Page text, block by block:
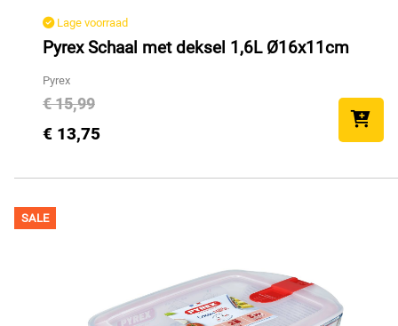
Lage voorraad
Pyrex Schaal met deksel 1,6L Ø16x11cm
Pyrex
€ 15,99
€ 13,75
SALE